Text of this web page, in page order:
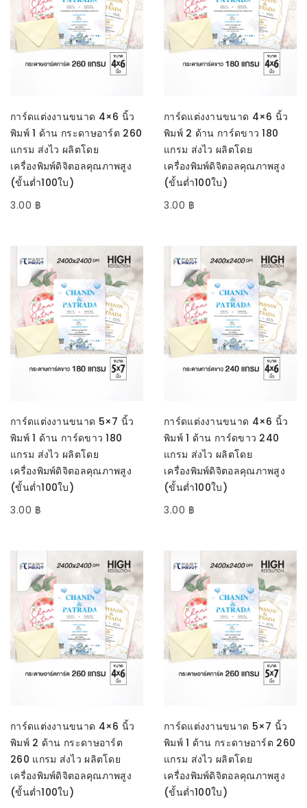
SELECT OPTIONS
การ์ดแต่งงานขนาด 4×6 นิ้ว
พิมพ์ 1 ด้าน กระดาษอาร์ต 260
แกรม ส่งไว ผลิตโดย
เครื่องพิมพ์ดิจิตอลคุณภาพสูง
(ขั้นต่ำ100ใบ)
3.00 ฿
SELECT OPTIONS
การ์ดแต่งงานขนาด 4×6 นิ้ว
พิมพ์ 2 ด้าน การ์ดขาว 180
แกรม ส่งไว ผลิตโดย
เครื่องพิมพ์ดิจิตอลคุณภาพสูง
(ขั้นต่ำ100ใบ)
3.00 ฿
SELECT OPTIONS
การ์ดแต่งงานขนาด 5×7 นิ้ว
พิมพ์ 1 ด้าน การ์ดขาว 180
แกรม ส่งไว ผลิตโดย
เครื่องพิมพ์ดิจิตอลคุณภาพสูง
(ขั้นต่ำ100ใบ)
3.00 ฿
SELECT OPTIONS
การ์ดแต่งงานขนาด 4×6 นิ้ว
พิมพ์ 1 ด้าน การ์ดขาว 240
แกรม ส่งไว ผลิตโดย
เครื่องพิมพ์ดิจิตอลคุณภาพสูง
(ขั้นต่ำ100ใบ)
3.00 ฿
SELECT OPTIONS
การ์ดแต่งงานขนาด 4×6 นิ้ว
พิมพ์ 2 ด้าน กระดาษอาร์ต
260 แกรม ส่งไว ผลิตโดย
เครื่องพิมพ์ดิจิตอลคุณภาพสูง
(ขั้นต่ำ100ใบ)
SELECT OPTIONS
การ์ดแต่งงานขนาด 5×7 นิ้ว
พิมพ์ 1 ด้าน กระดาษอาร์ต 260
แกรม ส่งไว ผลิตโดย
เครื่องพิมพ์ดิจิตอลคุณภาพสูง
(ขั้นต่ำ100ใบ)